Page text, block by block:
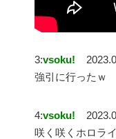
3:vsoku!
強引に行ったｗ
4:vsoku!
咲く咲くホロラ